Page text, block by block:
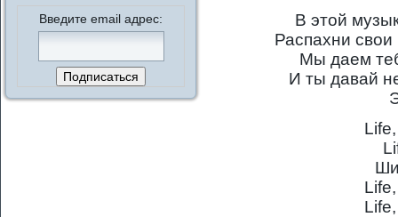
Введите email адрес:
В этой
Распахни
Мы даем
И ты давай